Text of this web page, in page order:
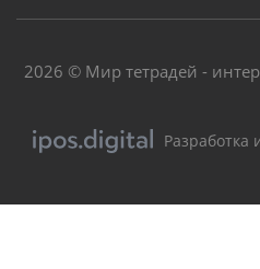
2026 © Мир тетрадей -
Разработка